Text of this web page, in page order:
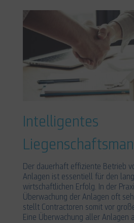
Intelligentes
Der dauerhaft effiziente Betrieb
Anlagen ist essentiell für den
wirtschaftlichen Erfolg. In der
Überwachung der Anlagen oft
stellt Contractoren somit vor
Eine Überwachung aller Anlagen